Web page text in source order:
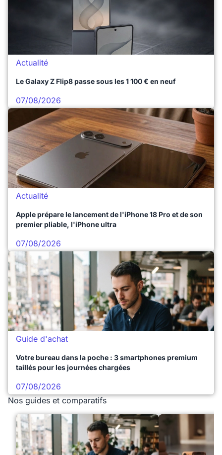
Actualité
Le Galaxy Z Flip8 passe sous les 1 100 € en neuf
07/08/2026
Actualité
Apple prépare le lancement de l'iPhone 18 Pro et de son
premier pliable, l'iPhone ultra
07/08/2026
Guide d'achat
Votre bureau dans la poche : 3 smartphones premium
taillés pour les journées chargées
07/08/2026
Nos guides et comparatifs